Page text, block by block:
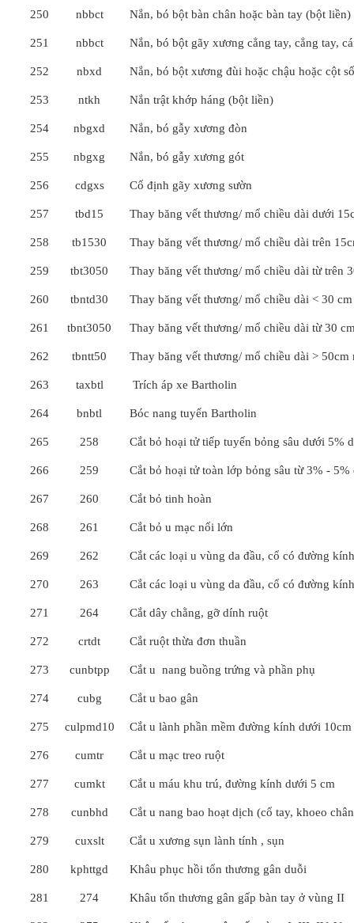
250 nbbct Nắn, bó bột bàn chân hoặc bàn tay (bột liền)
251 nbbct Nắn, bó bột gãy xương cẳng tay, cẳng tay,
252 nbxd Nắn, bó bột xương đùi hoặc chậu hoặc cột
253 ntkh Nắn trật khớp háng (bột liền)
254 nbgxd Nắn, bó gẫy xương đòn
255 nbgxg Nắn, bó gẫy xương gót
256 cdgxs Cố định gãy xương sườn
257 tbd15 Thay băng vết thương/ mổ chiều dài dưới
258 tb1530 Thay băng vết thương/ mổ chiều dài trên
259 tbt3050 Thay băng vết thương/ mổ chiều dài từ trên
260 tbntd30 Thay băng vết thương/ mổ chiều dài < 30
261 tbnt3050 Thay băng vết thương/ mổ chiều dài từ 30
262 tbntt50 Thay băng vết thương/ mổ chiều dài > 50cm
263 taxbtl Trích áp xe Bartholin
264 bnbtl Bóc nang tuyến Bartholin
265 258 Cắt bỏ hoại tử tiếp tuyến bỏng sâu dưới 5%
266 259 Cắt bỏ hoại tử toàn lớp bỏng sâu từ 3% -
267 260 Cắt bỏ tinh hoàn
268 261 Cắt bỏ u mạc nối lớn
269 262 Cắt các loại u vùng da đầu, cổ có đường
270 263 Cắt các loại u vùng da đầu, cổ có đường
271 264 Cắt dây chằng, gỡ dính ruột
272 crtdt Cắt ruột thừa đơn thuần
273 cunbtpp Cắt u nang buồng trứng và phần phụ
274 cubg Cắt u bao gân
275 culpmd10 Cắt u lành phần mềm đường kính dưới 10cm
276 cumtr Cắt u mạc treo ruột
277 cumkt Cắt u máu khu trú, đường kính dưới 5 cm
278 cunbhd Cắt u nang bao hoạt dịch (cổ tay, khoeo
279 cuxslt Cắt u xương sụn lành tính , sụn
280 kphttgd Khâu phục hồi tổn thương gân duỗi
281 274 Khâu tổn thương gân gấp bàn tay ở vùng II